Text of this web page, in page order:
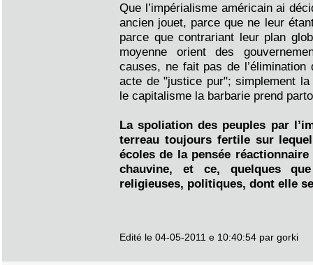
Que l’impérialisme américain ai
ancien jouet, parce que ne leur
parce que contrariant leur plan
moyenne orient des
causes, ne fait pas de l’élimination
acte de "justice pur"; simplement
le capitalisme la barbarie prend
La spoliation des peuples par
terreau toujours fertile sur
écoles de la pensée
chauvine, et ce, quelques
religieuses, politiques, dont elle
Edité le 04-05-2011 e 10:40:54 par gorki